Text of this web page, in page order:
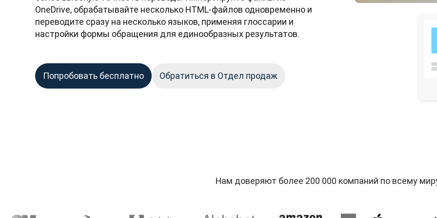
OneDrive, обрабатывайте несколько HTML-файлов одновременно и
переводите сразу на несколько языков, применяя глоссарии и
настройки формы обращения для единообразных результатов.
Попробовать бесплатно Обратиться в Отдел продаж
Нам доверяют более 200 000 компаний по всему